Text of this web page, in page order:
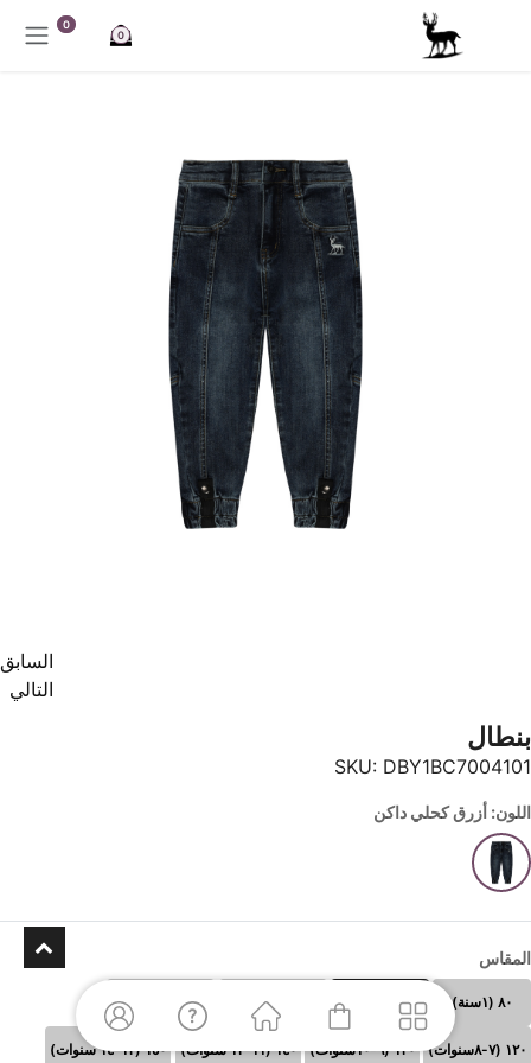
تخطي للذهاب إلى المحتوى
0
0
السابق
التالي
بنطال
SKU: DBY1BC7004101
اللون: أزرق كحلي داكن
المقاس
٨٠ (١سنة) ٩٠(٢ سنوات) ١١٠ (٥-٦سنوات)
١٢٠ (٧-٨سنوات) ١٣٠ (٩-١٠سنوات) ١٤٠ (١١-١٢ سنوات) ١٥٠ (١٣-١٤ سنوات)